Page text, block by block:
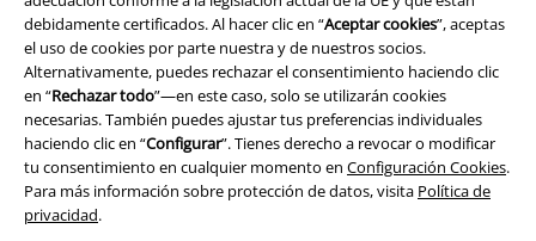
debidamente certificados. Al hacer clic en “Aceptar cookies”, aceptas
el uso de cookies por parte nuestra y de nuestros socios.
Alternativamente, puedes rechazar el consentimiento haciendo clic
en “Rechazar todo”—en este caso, solo se utilizarán cookies
necesarias. También puedes ajustar tus preferencias individuales
haciendo clic en “Configurar”. Tienes derecho a revocar o modificar
tu consentimiento en cualquier momento en Configuración Cookies.
Para más información sobre protección de datos, visita Política de
privacidad.
Aviso Legal
Ley protección de datos
Eliminación de residuos y protección del medioambiente
Declaración de Conformidad
Información sobre accesibilidad